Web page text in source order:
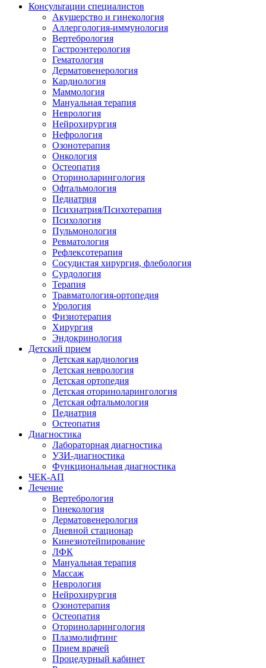
Консультации специалистов
Акушерство и гинекология
Аллергология-иммунология
Вертебрология
Гастроэнтерология
Гематология
Дерматовенерология
Кардиология
Маммология
Мануальная терапия
Неврология
Нейрохирургия
Нефрология
Озонотерапия
Онкология
Остеопатия
Оториноларингология
Офтальмология
Педиатрия
Психиатрия/Психотерапия
Психология
Пульмонология
Ревматология
Рефлексотерапия
Сосудистая хирургия, флебология
Сурдология
Терапия
Травматология-ортопедия
Урология
Физиотерапия
Хирургия
Эндокринология
Детский прием
Детская кардиология
Детская неврология
Детская ортопедия
Детская оториноларингология
Детская офтальмология
Педиатрия
Остеопатия
Диагностика
Лабораторная диагностика
УЗИ-диагностика
Функциональная диагностика
ЧЕК-АП
Лечение
Вертебрология
Гинекология
Дерматовенерология
Дневной стационар
Кинезиотейпирование
ЛФК
Мануальная терапия
Массаж
Неврология
Нейрохирургия
Озонотерапия
Остеопатия
Оториноларингология
Плазмолифтинг
Прием врачей
Процедурный кабинет